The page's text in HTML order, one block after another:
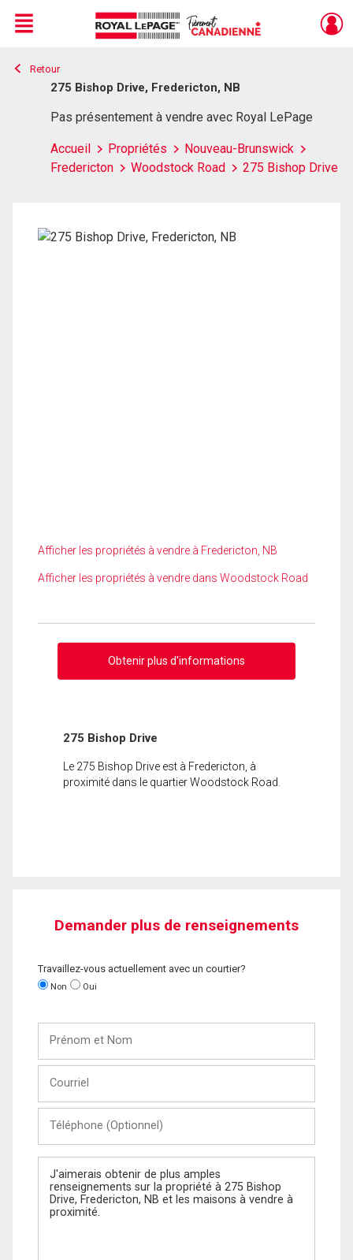
Live
En Direct
Menu
Retour
275 Bishop Drive, Fredericton, NB
Pas présentement à vendre avec Royal LePage
Accueil Propriétés
Nouveau-Brunswick
Fredericton
Woodstock Road 275 Bishop Drive
Afficher les propriétés à vendre à Fredericton, NB
Afficher les propriétés à vendre dans Woodstock Road
Obtenir plus d'informations
275 Bishop Drive
Le 275 Bishop Drive est à Fredericton, à
proximité dans le quartier Woodstock Road.
Demander plus de renseignements
Travaillez-vous actuellement avec un courtier?
Non Oui
Nom
(Optionnel)
Message